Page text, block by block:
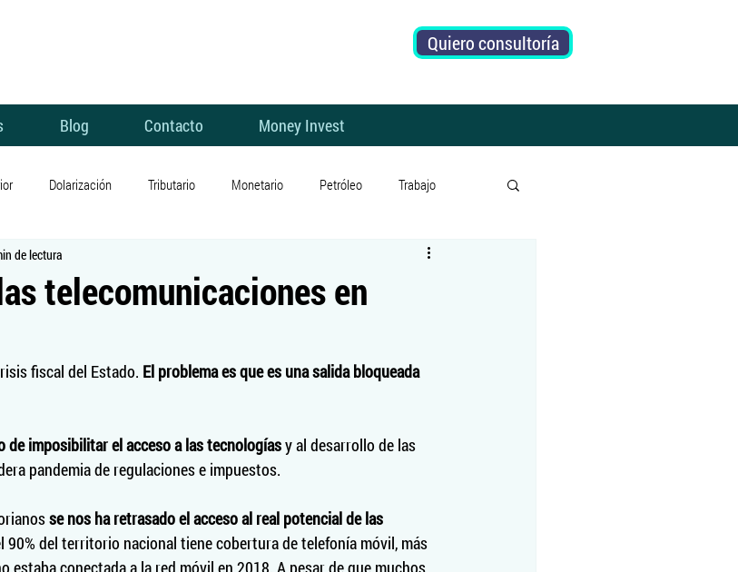
Quiero consultoría
Blog Contacto Money Invest
Dolarización Tributario Monetario Petróleo Trabajo
Economía Riesgo País
telecomunicaciones en
de lectura
fiscal del Estado. El problema es que es una salida bloqueada
de imposibilitar el acceso a las tecnologías y al desarrollo de las
pandemia de regulaciones e impuestos.
se nos ha retrasado el acceso al real potencial de las
90% del territorio nacional tiene cobertura de telefonía móvil, más
estaba conectada a la red móvil en 2018. A pesar de que muchos